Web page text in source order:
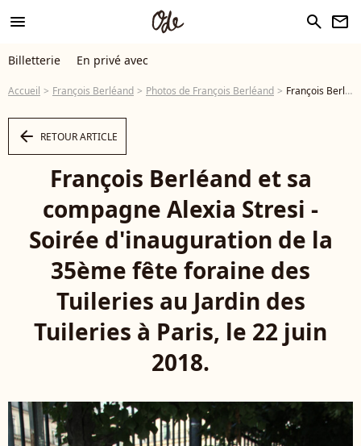
menu search newsletter
Billetterie En privé avec
Accueil François Berléand Photos de François Berléand François Berléand et sa compagne Alexia Stresi - Soirée d'inauguration de la 35ème fête foraine des Tuileries au Jardin des Tuileries à Paris, le 22 juin 2018. © Coadic Guirec/Baldini/Bestimage - Photo
arrow_left RETOUR ARTICLE
François Berléand et sa
compagne Alexia Stresi -
Soirée d'inauguration de la
35ème fête foraine des
Tuileries au Jardin des
Tuileries à Paris, le 22 juin
2018.